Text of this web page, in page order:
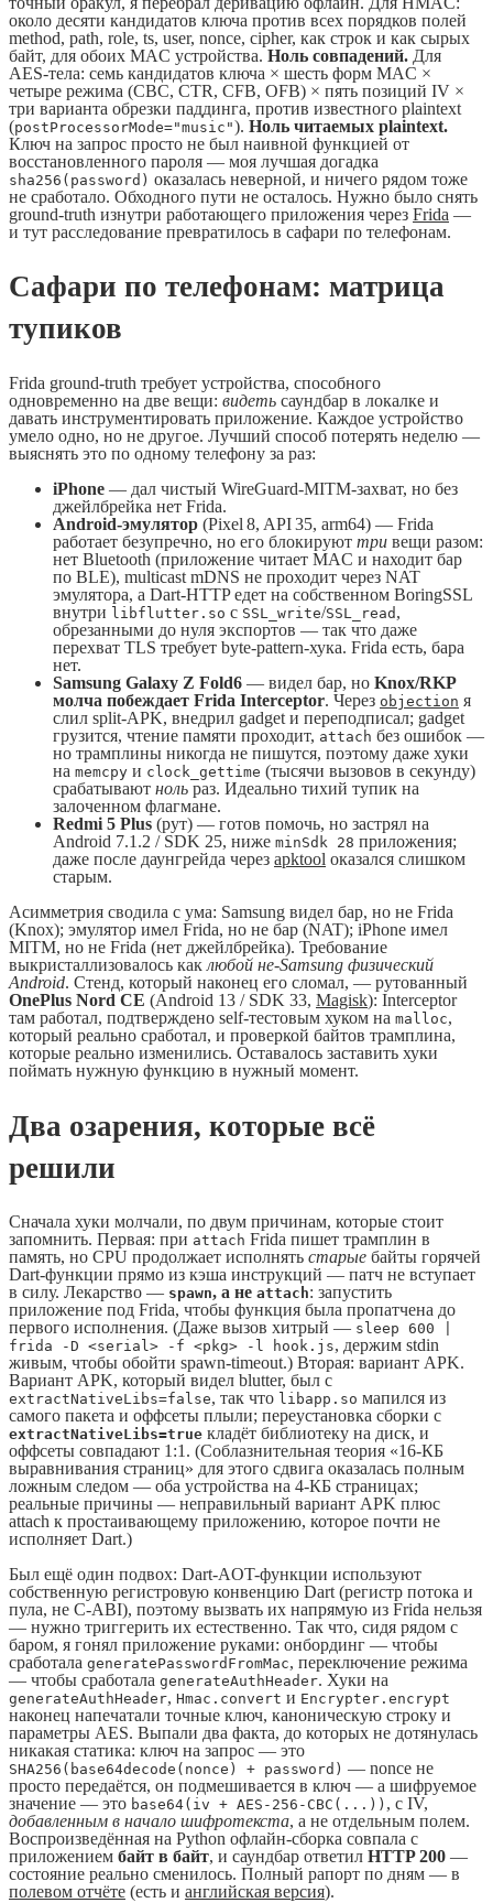
около десяти кандидатов ключа против всех порядков полей
method, path, role, ts, user, nonce, cipher, как строк и как сырых
байт, для обоих MAC устройства. Ноль совпадений. Для
AES-тела: семь кандидатов ключа × шесть форм MAC ×
четыре режима (CBC, CTR, CFB, OFB) × пять позиций IV ×
три варианта обрезки паддинга, против известного plaintext
(postProcessorMode="music"). Ноль читаемых plaintext.
Ключ на запрос просто не был наивной функцией от
восстановленного пароля — моя лучшая догадка
sha256(password) оказалась неверной, и ничего рядом тоже
не сработало. Обходного пути не осталось. Нужно было снять
ground-truth изнутри работающего приложения через Frida —
и тут расследование превратилось в сафари по телефонам.
Сафари по телефонам: матрица
тупиков
Frida ground-truth требует устройства, способного
одновременно на две вещи: видеть саундбар в локалке и
давать инструментировать приложение. Каждое устройство
умело одно, но не другое. Лучший способ потерять неделю —
выяснять это по одному телефону за раз:
iPhone — дал чистый WireGuard-MITM-захват, но без
джейлбрейка нет Frida.
Android-эмулятор (Pixel 8, API 35, arm64) — Frida
работает безупречно, но его блокируют три вещи разом:
нет Bluetooth (приложение читает MAC и находит бар
по BLE), multicast mDNS не проходит через NAT
эмулятора, а Dart-HTTP едет на собственном BoringSSL
внутри libflutter.so с SSL_write/SSL_read ,
обрезанными до нуля экспортов — так что даже
перехват TLS требует byte-pattern-хука. Frida есть, бара
нет.
Samsung Galaxy Z Fold6 — видел бар, но Knox/RKP
молча побеждает Frida Interceptor. Через objection я
слил split-APK, внедрил gadget и переподписал; gadget
грузится, чтение памяти проходит, attach без ошибок —
но трамплины никогда не пишутся, поэтому даже хуки
на memcpy и clock_gettime (тысячи вызовов в секунду)
срабатывают ноль раз. Идеально тихий тупик на
залоченном флагмане.
Redmi 5 Plus (рут) — готов помочь, но застрял на
Android 7.1.2 / SDK 25, ниже minSdk 28 приложения;
даже после даунгрейда через apktool оказался слишком
старым.
Асимметрия сводила с ума: Samsung видел бар, но не Frida
(Knox); эмулятор имел Frida, но не бар (NAT); iPhone имел
MITM, но не Frida (нет джейлбрейка). Требование
выкристаллизовалось как любой не-Samsung физический
Android. Стенд, который наконец его сломал, — рутованный
OnePlus Nord CE (Android 13 / SDK 33, Magisk): Interceptor
там работал, подтверждено self-тестовым хуком на malloc,
который реально сработал, и проверкой байтов трамплина,
которые реально изменились. Оставалось заставить хуки
поймать нужную функцию в нужный момент.
Два озарения, которые всё
решили
Сначала хуки молчали, по двум причинам, которые стоит
запомнить. Первая: при attach Frida пишет трамплин в
память, но CPU продолжает исполнять старые байты горячей
Dart-функции прямо из кэша инструкций — патч не вступает
в силу. Лекарство — spawn, а не attach: запустить
приложение под Frida, чтобы функция была пропатчена до
первого исполнения. (Даже вызов хитрый — sleep 600 |
frida -D <serial> -f <pkg> -l hook.js, держим stdin
живым, чтобы обойти spawn-timeout.) Вторая: вариант APK.
Вариант APK, который видел blutter, был с
extractNativeLibs=false, так что libapp.so мапился из
самого пакета и оффсеты плыли; переустановка сборки с
extractNativeLibs=true кладёт библиотеку на диск, и
оффсеты совпадают 1:1. (Соблазнительная теория «16-КБ
выравнивания страниц» для этого сдвига оказалась полным
ложным следом — оба устройства на 4-КБ страницах;
реальные причины — неправильный вариант APK плюс
attach к простаивающему приложению, которое почти не
исполняет Dart.)
Был ещё один подвох: Dart-AOT-функции используют
собственную регистровую конвенцию Dart (регистр потока и
пула, не C-ABI), поэтому вызвать их напрямую из Frida нельзя
— нужно триггерить их естественно. Так что, сидя рядом с
баром, я гонял приложение руками: онбординг — чтобы
сработала generatePasswordFromMac, переключение режима
— чтобы сработала generateAuthHeader. Хуки на
generateAuthHeader, Hmac.convert и Encrypter.encrypt
наконец напечатали точные ключ, каноническую строку и
параметры AES. Выпали два факта, до которых не дотянулась
никакая статика: ключ на запрос — это
SHA256(base64decode(nonce) + password) — nonce не
просто передаётся, он подмешивается в ключ — а шифруемое
значение — это base64(iv + AES-256-CBC(...)) , с IV,
добавленным в начало шифротекста, а не отдельным полем.
Воспроизведённая на Python офлайн-сборка совпала с
приложением байт в байт, и саундбар ответил HTTP 200 —
состояние реально сменилось. Полный рапорт по дням — в
полевом отчёте (есть и английская версия).